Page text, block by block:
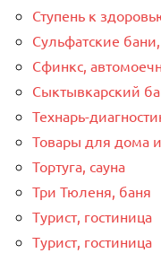
Ступень к
Сульфатские
Сфинкс,
Сыктывкарский
Технарь-
Товары для дома
Тортуга, сауна
Три Тюленя, баня
Турист, гостиница
Турист, гостиница